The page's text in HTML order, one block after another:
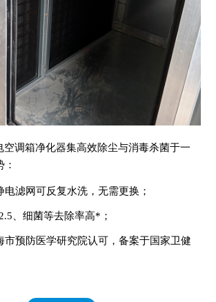
空调箱净化器集高效除尘与消毒杀菌于一
电滤网可反复水洗，无需更换；
、细菌等去除率高*；
市预防医学研究院认可，备案于国家卫健